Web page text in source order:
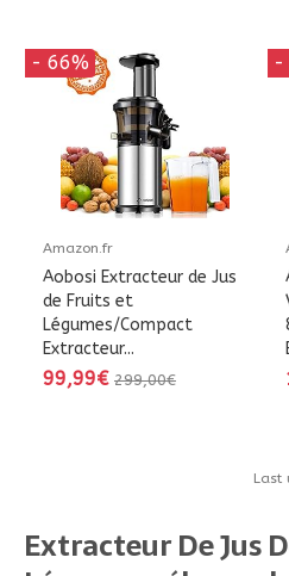
- 66%
Amazon.fr
Aobosi Extracteur de Jus
de Fruits et
Légumes/Compact
Extracteur...
99,99€ 299,00€
-
Last
Extracteur De Jus